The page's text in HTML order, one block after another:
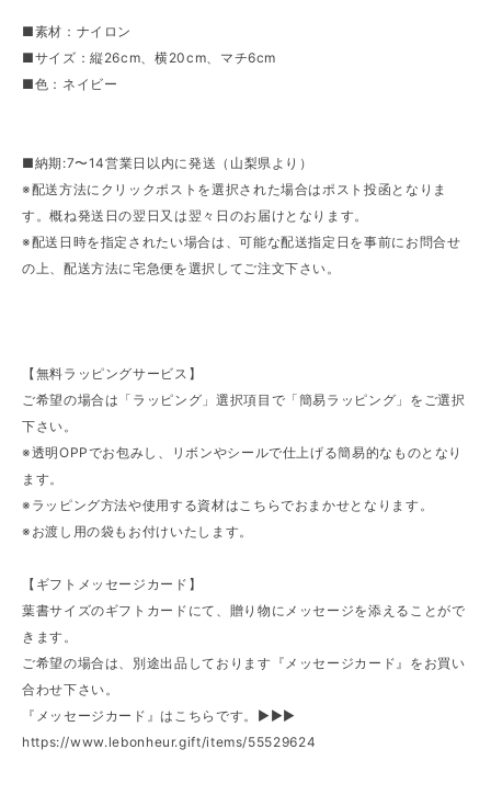
■素材：ナイロン
■サイズ：縦26cm、横20cm、マチ6cm
■色：ネイビー
■納期:7〜14営業日以内に発送（山梨県より）
※配送方法にクリックポストを選択された場合はポスト投函となりま
す。概ね発送日の翌日又は翌々日のお届けとなります。
※配送日時を指定されたい場合は、可能な配送指定日を事前にお問合せ
の上、配送方法に宅急便を選択してご注文下さい。
【無料ラッピングサービス】
ご希望の場合は「ラッピング」選択項目で「簡易ラッピング」をご選択
下さい。
※透明OPPでお包みし、リボンやシールで仕上げる簡易的なものとなり
ます。
※ラッピング方法や使用する資材はこちらでおまかせとなります。
※お渡し用の袋もお付けいたします。
【ギフトメッセージカード】
葉書サイズのギフトカードにて、贈り物にメッセージを添えることがで
きます。
ご希望の場合は、別途出品しております『メッセージカード』をお買い
合わせ下さい。
『メッセージカード』はこちらです。►►►
https://www.lebonheur.gift/items/55529624